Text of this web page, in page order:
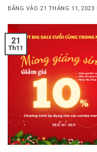
ĐĂNG VÀO21 THÁNG 11, 2023
21
Th11